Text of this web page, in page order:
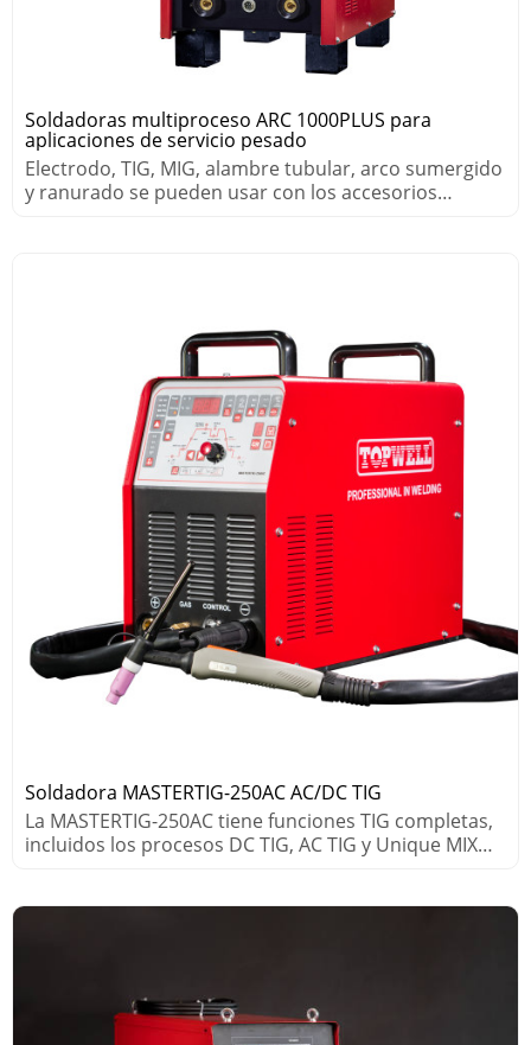
Soldadoras multiproceso ARC 1000PLUS para
aplicaciones de servicio pesado
Electrodo, TIG, MIG, alambre tubular, arco sumergido
y ranurado se pueden usar con los accesorios
Soldadora MASTERTIG-250AC AC/DC TIG
La MASTERTIG-250AC tiene funciones TIG completas,
incluidos los procesos DC TIG, AC TIG y Unique MIX